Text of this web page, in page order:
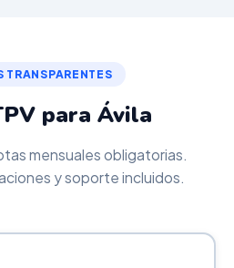
TRANSPARENTES
para Ávila
mensuales obligatorias.
y soporte incluidos.